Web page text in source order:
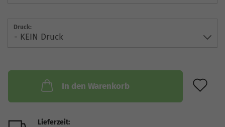
Druck:
In den Warenkorb
Lieferzeit: